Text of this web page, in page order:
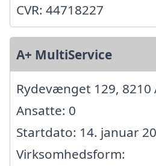
CVR: 44718227
A+ MultiService
Rydevænget 129, 8210
Ansatte: 0
Startdato: 14. januar
Virksomhedsform: